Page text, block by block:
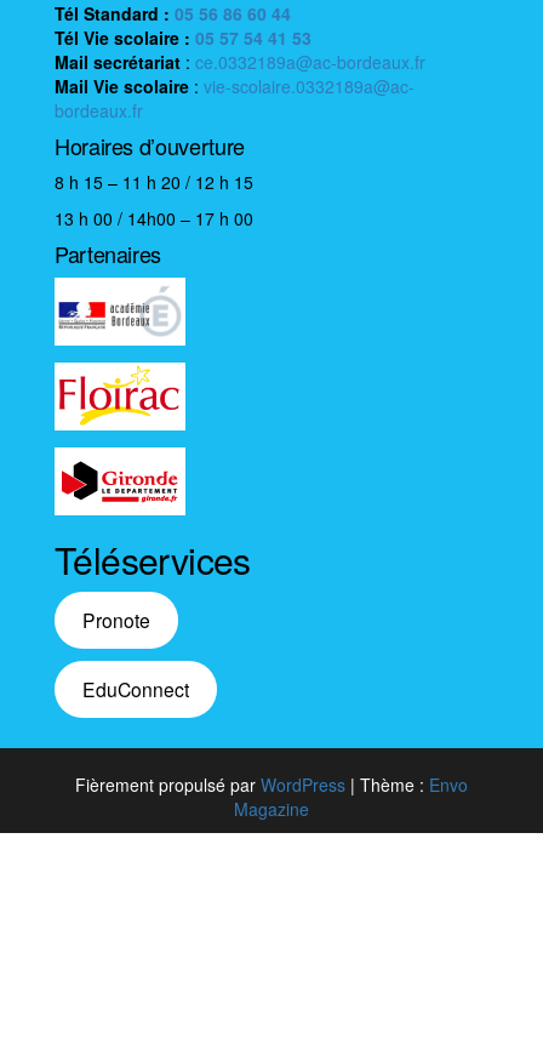
Tél Standard : 05 56 86 60 44
Tél Vie scolaire : 05 57 54 41 53
Mail secrétariat : ce.0332189a@ac-bordeaux.fr
Mail Vie scolaire : vie-scolaire.0332189a@ac-
bordeaux.fr
Horaires d’ouverture
8 h 15 – 11 h 20 / 12 h 15
13 h 00 / 14h00 – 17 h 00
Partenaires
Téléservices
Pronote
EduConnect
Fièrement propulsé par WordPress | Thème : Envo
Magazine